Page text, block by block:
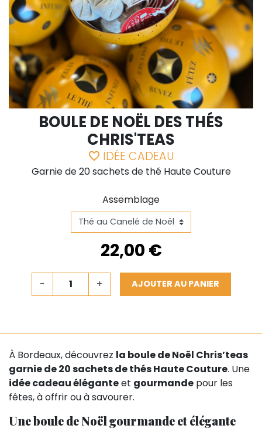
BOULE DE NOËL DES THÉS
CHRIS'TEAS
favorite_border IDÉE CADEAU
Garnie de 20 sachets de thé Haute Couture
Assemblage
22,00 €
- + AJOUTER AU PANIER
À Bordeaux, découvrez la boule de Noël Chris’teas
garnie de 20 sachets de thés Haute Couture. Une
idée cadeau éléganteet gourmande pour les
fêtes, à offrir ou à savourer.
Une boule de Noël gourmande et élégante